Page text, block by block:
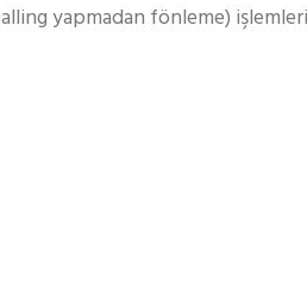
yapmadan fönleme)